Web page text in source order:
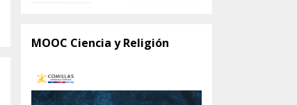
MOOC Ciencia y Religión